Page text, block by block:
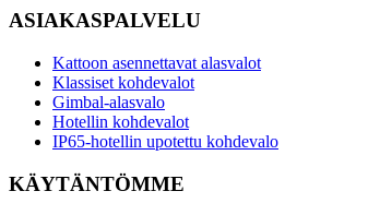
ASIAKASPALVELU
Kattoon asennettavat alasvalot
Klassiset kohdevalot
Gimbal-alasvalo
Hotellin kohdevalot
IP65-hotellin upotettu kohdevalo
KÄYTÄNTÖMME